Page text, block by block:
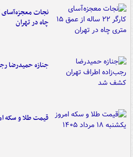
چاه در تهران
جنازه حمیدرضا
قیمت طلا و سکه امروز